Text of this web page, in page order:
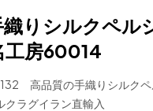
りシルクペル
工房60014
高品質の手織りシルクペ
クラグイラン直輸入